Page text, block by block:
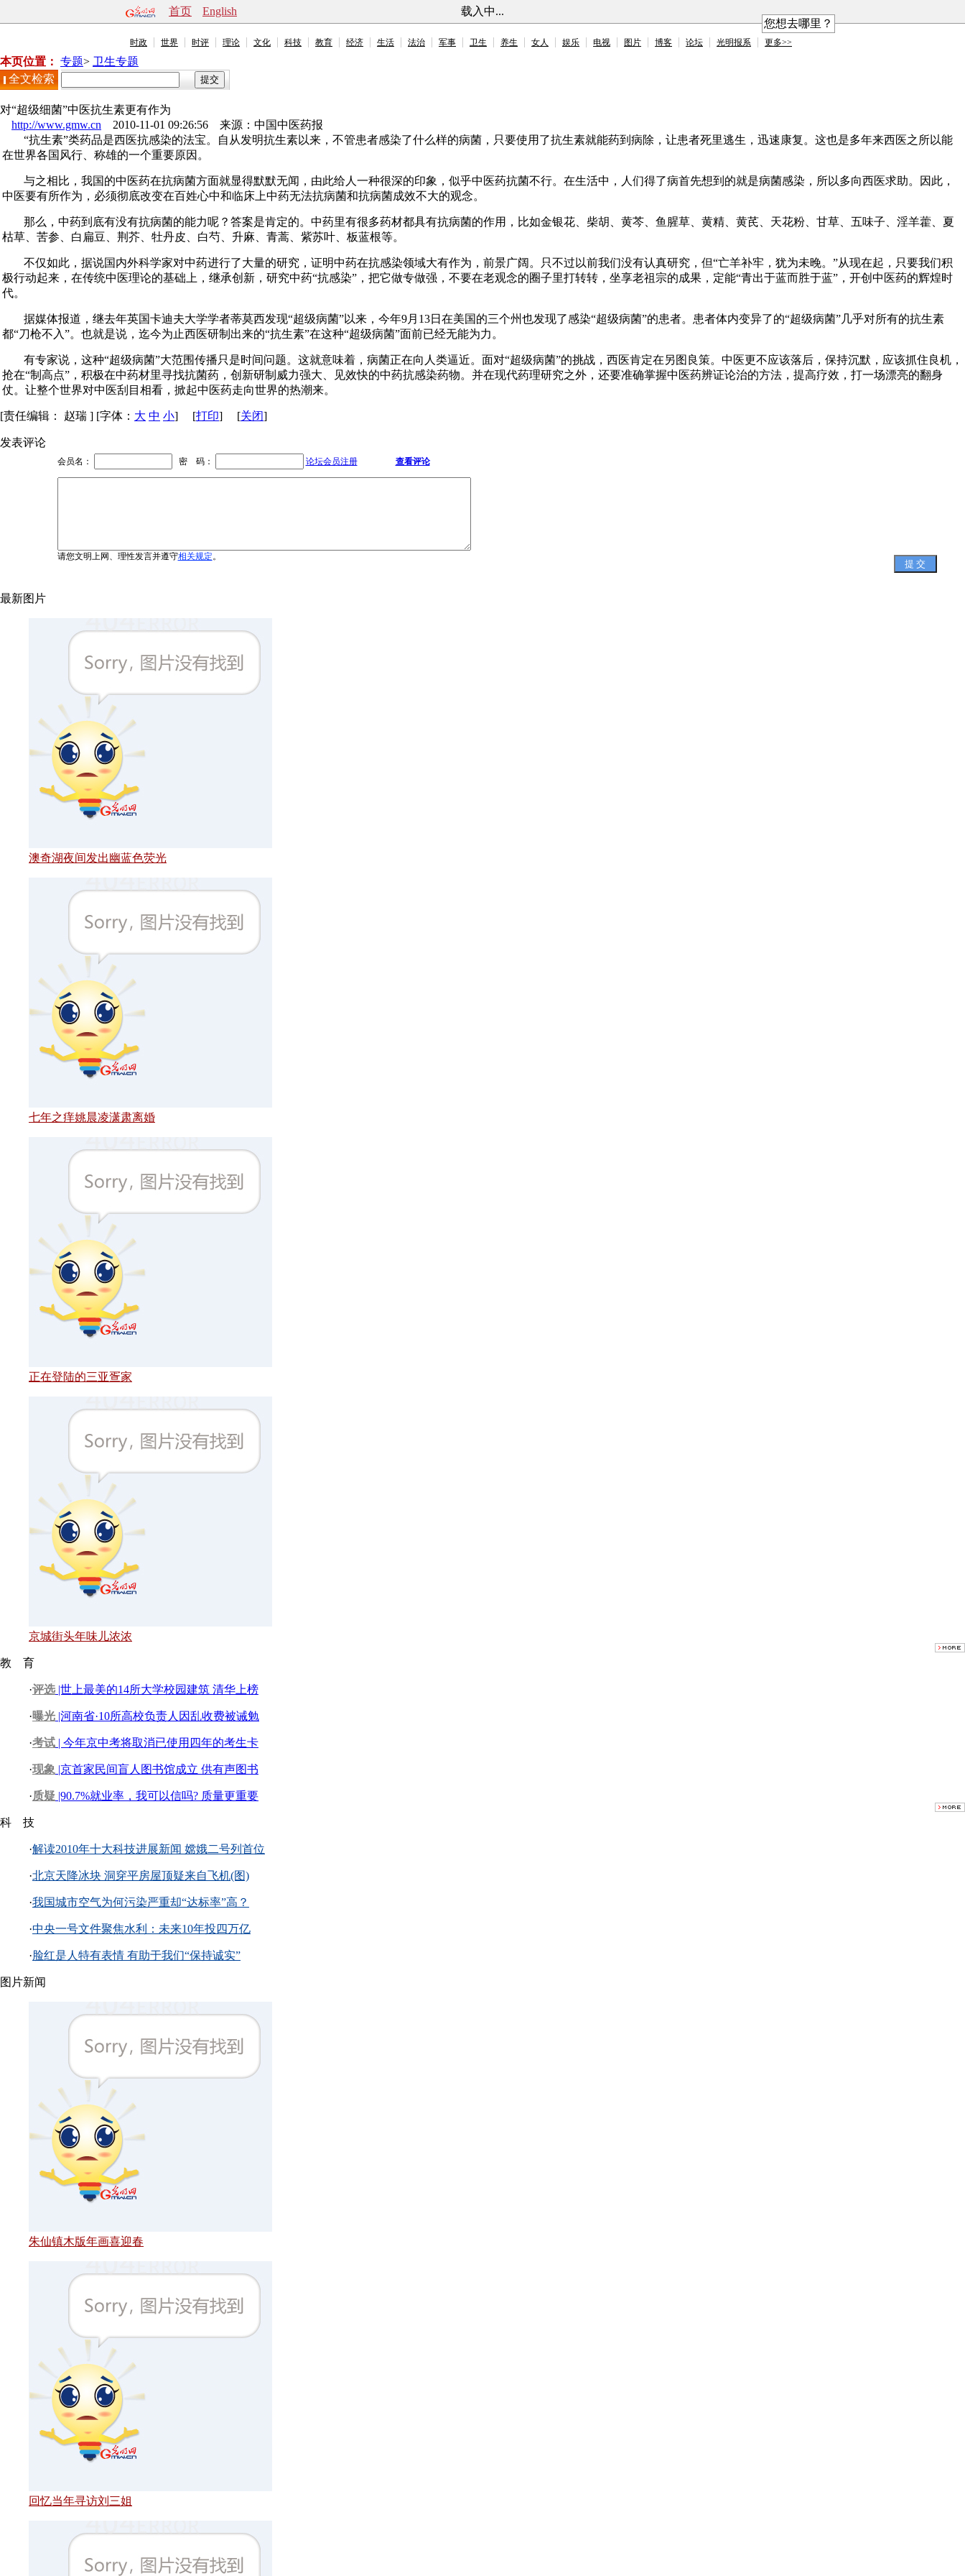
首页 English
载入中...
您想去哪里？
时政 世界 时评 理论 文化 科技 教育 经济 生活 法治 军事 卫生 养生 女人 娱乐 电视 图片 博客 论坛 光明报系 更多>>
本页位置： 专题> 卫生专题
全文检索
对“超级细菌”中医抗生素更有作为
http://www.gmw.cn 2010-11-01 09:26:56 来源： 中国中医药报
“抗生素”类药品是西医抗感染的法宝。自从发明抗生素以来，不管患者感染了什么样的病菌，只要使用了抗生素就能药到病除，让患者死里逃生，迅速康复。这也是多年来西医之所以能
在世界各国风行、称雄的一个重要原因。
与之相比，我国的中医药在抗病菌方面就显得默默无闻，由此给人一种很深的印象，似乎中医药抗菌不行。在生活中，人们得了病首先想到的就是病菌感染，所以多向西医求助。因此，
中医要有所作为，必须彻底改变在百姓心中和临床上中药无法抗病菌和抗病菌成效不大的观念。
那么，中药到底有没有抗病菌的能力呢？答案是肯定的。中药里有很多药材都具有抗病菌的作用，比如金银花、柴胡、黄芩、鱼腥草、黄精、黄芪、天花粉、甘草、五味子、淫羊藿、夏
枯草、苦参、白扁豆、荆芥、牡丹皮、白芍、升麻、青蒿、紫苏叶、板蓝根等。
不仅如此，据说国内外科学家对中药进行了大量的研究，证明中药在抗感染领域大有作为，前景广阔。只不过以前我们没有认真研究，但“亡羊补牢，犹为未晚。”从现在起，只要我们积
极行动起来，在传统中医理论的基础上，继承创新，研究中药“抗感染”，把它做专做强，不要在老观念的圈子里打转转，坐享老祖宗的成果，定能“青出于蓝而胜于蓝”，开创中医药的辉煌时
代。
据媒体报道，继去年英国卡迪夫大学学者蒂莫西发现“超级病菌”以来，今年9月13日在美国的三个州也发现了感染“超级病菌”的患者。患者体内变异了的“超级病菌”几乎对所有的抗生素
都“刀枪不入”。也就是说，迄今为止西医研制出来的“抗生素”在这种“超级病菌”面前已经无能为力。
有专家说，这种“超级病菌”大范围传播只是时间问题。这就意味着，病菌正在向人类逼近。面对“超级病菌”的挑战，西医肯定在另图良策。中医更不应该落后，保持沉默，应该抓住良机，
抢在“制高点”，积极在中药材里寻找抗菌药，创新研制威力强大、见效快的中药抗感染药物。并在现代药理研究之外，还要准确掌握中医药辨证论治的方法，提高疗效，打一场漂亮的翻身
仗。让整个世界对中医刮目相看，掀起中医药走向世界的热潮来。
[责任编辑： 赵瑞 ] [字体： 大 中 小] [打印] [关闭]
发表评论
会员名： 密 码： 论坛会员注册 查看评论
请您文明上网、理性发言并遵守相关规定。
最新图片
澳奇湖夜间发出幽蓝色荧光
七年之痒姚晨凌潇肃离婚
正在登陆的三亚疍家
京城街头年味儿浓浓
教 育
·评选 |世上最美的14所大学校园建筑 清华上榜
·曝光 |河南省·10所高校负责人因乱收费被诫勉
·考试 | 今年京中考将取消已使用四年的考生卡
·现象 |京首家民间盲人图书馆成立 供有声图书
·质疑 |90.7%就业率，我可以信吗? 质量更重要
科 技
·解读2010年十大科技进展新闻 嫦娥二号列首位
·北京天降冰块 洞穿平房屋顶疑来自飞机(图)
·我国城市空气为何污染严重却“达标率”高？
·中央一号文件聚焦水利：未来10年投四万亿
·脸红是人特有表情 有助于我们“保持诚实”
图片新闻
朱仙镇木版年画喜迎春
回忆当年寻访刘三姐